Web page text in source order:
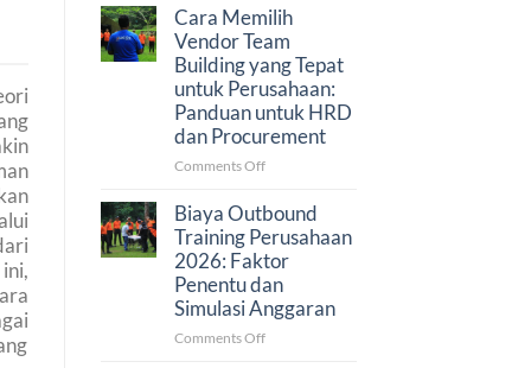
Peserta
Family
Perusahaan:
Contoh
Lengkap
dan
Estimasi
Budget
Cara Memilih
Vendor Team
Building yang Tepat
untuk Perusahaan:
Panduan untuk HRD
dan Procurement
Comments Offon
Memilih
Team
Building
yang
Tepat
untuk
Biaya Outbound
Training Perusahaan
2026: Faktor
Penentu dan
Simulasi Anggaran
Comments Offon